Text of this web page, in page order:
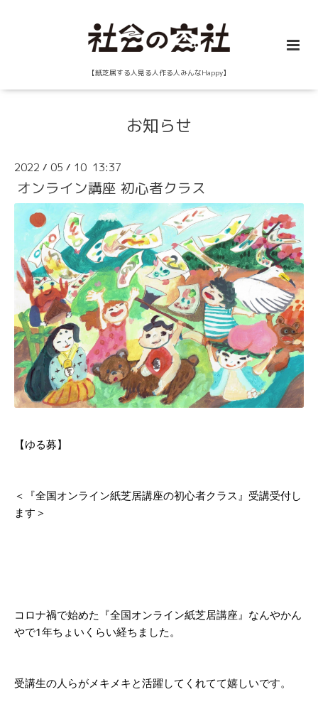
【紙芝居する人見る人作る人みんなHappy】
お知らせ
2022 / 05 / 10 13:37
オンライン講座 初心者クラス
【ゆる募】
＜『全国オンライン紙芝居講座の初心者クラス』受講受付し
ます＞
コロナ禍で始めた『全国オンライン紙芝居講座』なんやかん
やで1年ちょいくらい経ちました。
受講生の人らがメキメキと活躍してくれてて嬉しいです。